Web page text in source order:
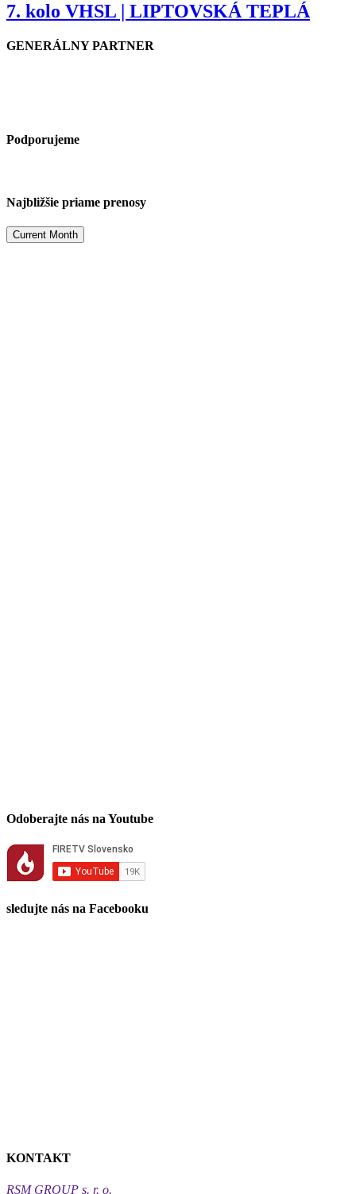
7. kolo VHSL | LIPTOVSKÁ TEPLÁ
GENERÁLNY PARTNER
Podporujeme
Najbližšie priame prenosy
Current Month
Odoberajte nás na Youtube
sledujte nás na Facebooku
KONTAKT
RSM GROUP s. r. o.